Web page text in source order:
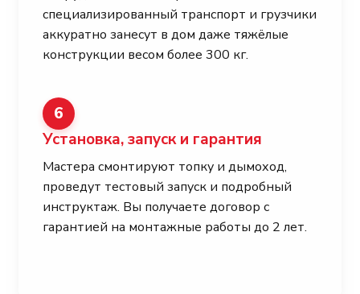
специализированный транспорт и грузчики
аккуратно занесут в дом даже тяжёлые
конструкции весом более 300 кг.
6
Установка, запуск и гарантия
Мастера смонтируют топку и дымоход,
проведут тестовый запуск и подробный
инструктаж. Вы получаете договор с
гарантией на монтажные работы до 2 лет.